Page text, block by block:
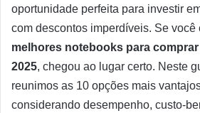
oportunidade perfeita para investir
com descontos imperdíveis. Se você
melhores notebooks para
2025, chegou ao lugar certo. Neste
reunimos as 10 opções mais
considerando desempenho, custo-